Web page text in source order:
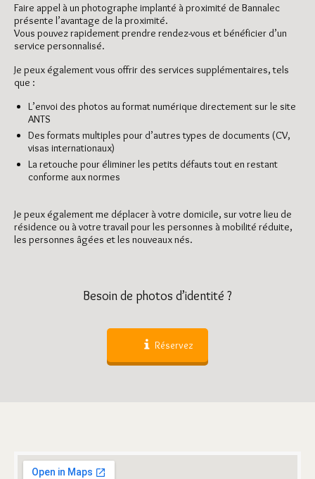
Faire appel à un photographe implanté à proximité de Bannalec
présente l’avantage de la proximité.
Vous pouvez rapidement prendre rendez-vous et bénéficier d’un
service personnalisé.
Je peux également vous offrir des services supplémentaires, tels
que :
L’envoi des photos au format numérique directement sur le site
ANTS
Des formats multiples pour d’autres types de documents (CV,
visas internationaux)
La retouche pour éliminer les petits défauts tout en restant
conforme aux normes
Je peux également me déplacer à votre domicile, sur votre lieu de
résidence ou à votre travail pour les personnes à mobilité réduite,
les personnes âgées et les nouveaux nés.
Besoin de photos d’identité ?
Réservez